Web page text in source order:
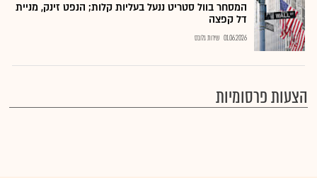
המסחר בוול סטריט ננעל בעליות קלות; הנפט זינק, מניית
דל קפצה
01.06.2026 שירות גלובס
הצעות פרסומיות